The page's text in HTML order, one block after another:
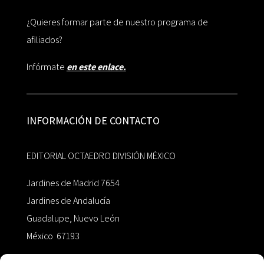
¿Quieres formar parte de nuestro programa de
afiliados?
Infórmate en este enlace.
INFORMACIÓN DE CONTACTO
EDITORIAL OCTAEDRO DIVISIÓN MÉXICO
Jardines de Madrid 7654
Jardines de Andalucía
Guadalupe, Nuevo León
México 67193